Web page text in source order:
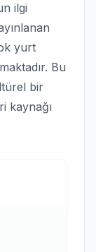
ilgi
yurt
Bu
bir
kaynağı